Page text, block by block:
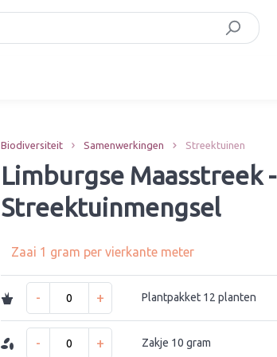
Biodiversiteit Samenwerkingen Streektuinen
Limburgse Maasstreek -
Streektuinmengsel
Zaai 1 gram per vierkante meter
- + Plantpakket 12 planten
- + Zakje 10 gram